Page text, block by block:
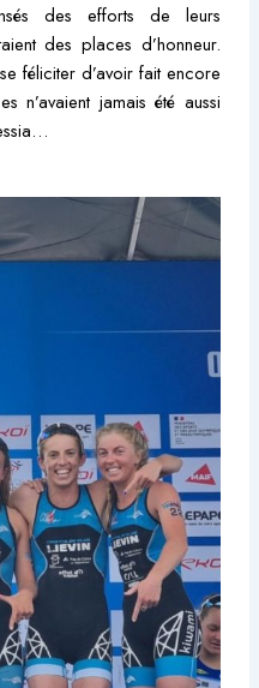
des efforts de leurs
des places d’honneur.
féliciter d’avoir fait encore
n’avaient jamais été aussi